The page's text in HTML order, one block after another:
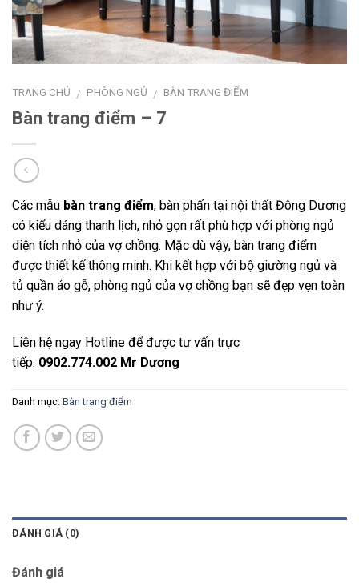
TRANG CHỦ / PHÒNG NGỦ / BÀN TRANG ĐIỂM
Bàn trang điểm – 7
Các mẫu bàn trang điểm, bàn phấn tại nội thất Đông Dương
có kiểu dáng thanh lịch, nhỏ gọn rất phù hợp với phòng ngủ
diện tích nhỏ của vợ chồng. Mặc dù vậy, bàn trang điểm
được thiết kế thông minh. Khi kết hợp với bộ giường ngủ và
tủ quần áo gỗ, phòng ngủ của vợ chồng bạn sẽ đẹp vẹn toàn
như ý.
Liên hệ ngay Hotline để được tư vấn trực
tiếp: 0902.774.002 Mr Dương
Danh mục: Bàn trang điểm
ĐÁNH GIÁ (0)
Đánh giá